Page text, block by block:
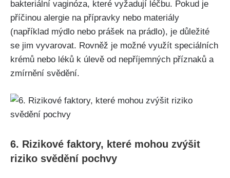
bakteriální vaginóza, které vyžadují léčbu. Pokud je
příčinou alergie na přípravky nebo materiály⁣
(například mýdlo nebo prášek ⁤na prádlo), je důležité
se jim vyvarovat. Rovněž je možné využít speciálních
krémů nebo léků k úlevě od nepříjemných příznaků‍ a
zmírnění svědění.
6. ⁤Rizikové faktory, které mohou zvýšit
riziko svědění pochvy